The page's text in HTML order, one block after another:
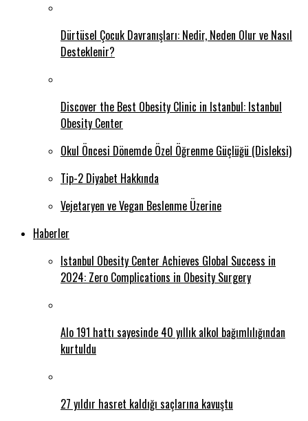
Dürtüsel Çocuk Davranışları: Nedir, Neden Olur ve Nasıl
Desteklenir?
Discover the Best Obesity Clinic in Istanbul: Istanbul
Obesity Center
Okul Öncesi Dönemde Özel Öğrenme Güçlüğü (Disleksi)
Tip-2 Diyabet Hakkında
Vejetaryen ve Vegan Beslenme Üzerine
Haberler
Istanbul Obesity Center Achieves Global Success in
2024: Zero Complications in Obesity Surgery
Alo 191 hattı sayesinde 40 yıllık alkol bağımlılığından
kurtuldu
27 yıldır hasret kaldığı saçlarına kavuştu